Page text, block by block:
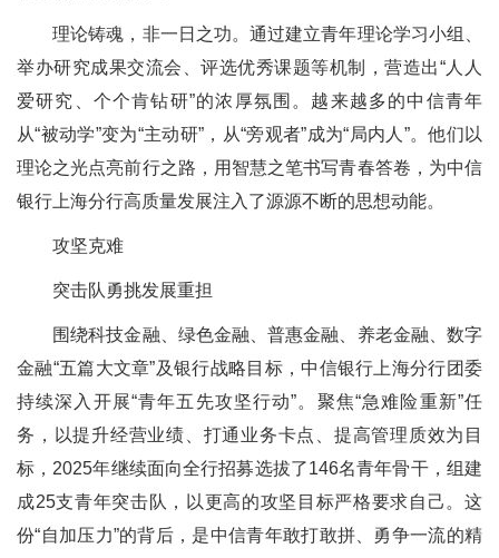
理论铸魂，非一日之功。通过建立青年理论学习小组、
举办研究成果交流会、评选优秀课题等机制，营造出“人人
爱研究、个个肯钻研”的浓厚氛围。越来越多的中信青年
从“被动学”变为“主动研”，从“旁观者”成为“局内人”。他们以
理论之光点亮前行之路，用智慧之笔书写青春答卷，为中信
银行上海分行高质量发展注入了源源不断的思想动能。
攻坚克难
突击队勇挑发展重担
围绕科技金融、绿色金融、普惠金融、养老金融、数字
金融“五篇大文章”及银行战略目标，中信银行上海分行团委
持续深入开展“青年五先攻坚行动”。聚焦“急难险重新”任
务，以提升经营业绩、打通业务卡点、提高管理质效为目
标，2025年继续面向全行招募选拔了146名青年骨干，组建
成25支青年突击队，以更高的攻坚目标严格要求自己。这
份“自加压力”的背后，是中信青年敢打敢拼、勇争一流的精